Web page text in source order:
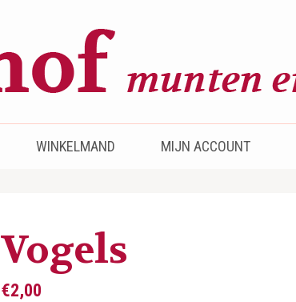
WINKELMAND MIJN ACCOUNT
Vogels
€2,00